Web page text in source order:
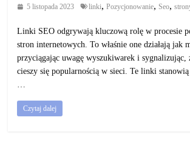
5 listopada 2023 linki, Pozycjonowanie, Seo,
Linki SEO odgrywają kluczową rolę w procesie
stron internetowych. To właśnie one działają jak
przyciągając uwagę wyszukiwarek i sygnalizując,
cieszy się popularnością w sieci. Te linki
…
Czytaj dalej